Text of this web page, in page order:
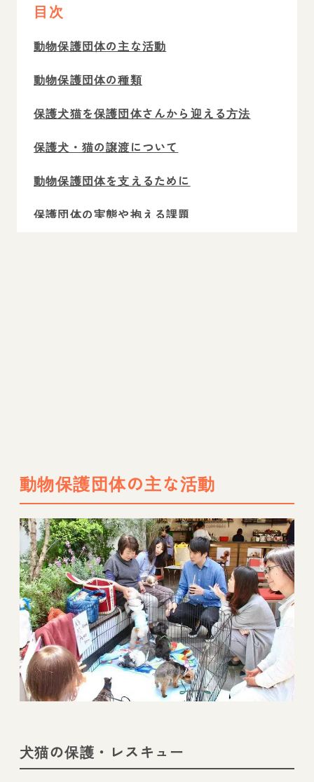
目次
動物保護団体の主な活動
動物保護団体の種類
保護犬猫を保護団体さんから迎える方法
保護犬・猫の譲渡について
動物保護団体を支えるために
保護団体の実態や抱える課題
動物保護団体の主な活動
犬猫の保護・レスキュー